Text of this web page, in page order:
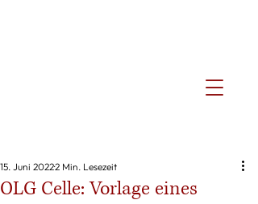
OLG Celle: Vorlage eines
15. Juni 20222 Min. Lesezeit